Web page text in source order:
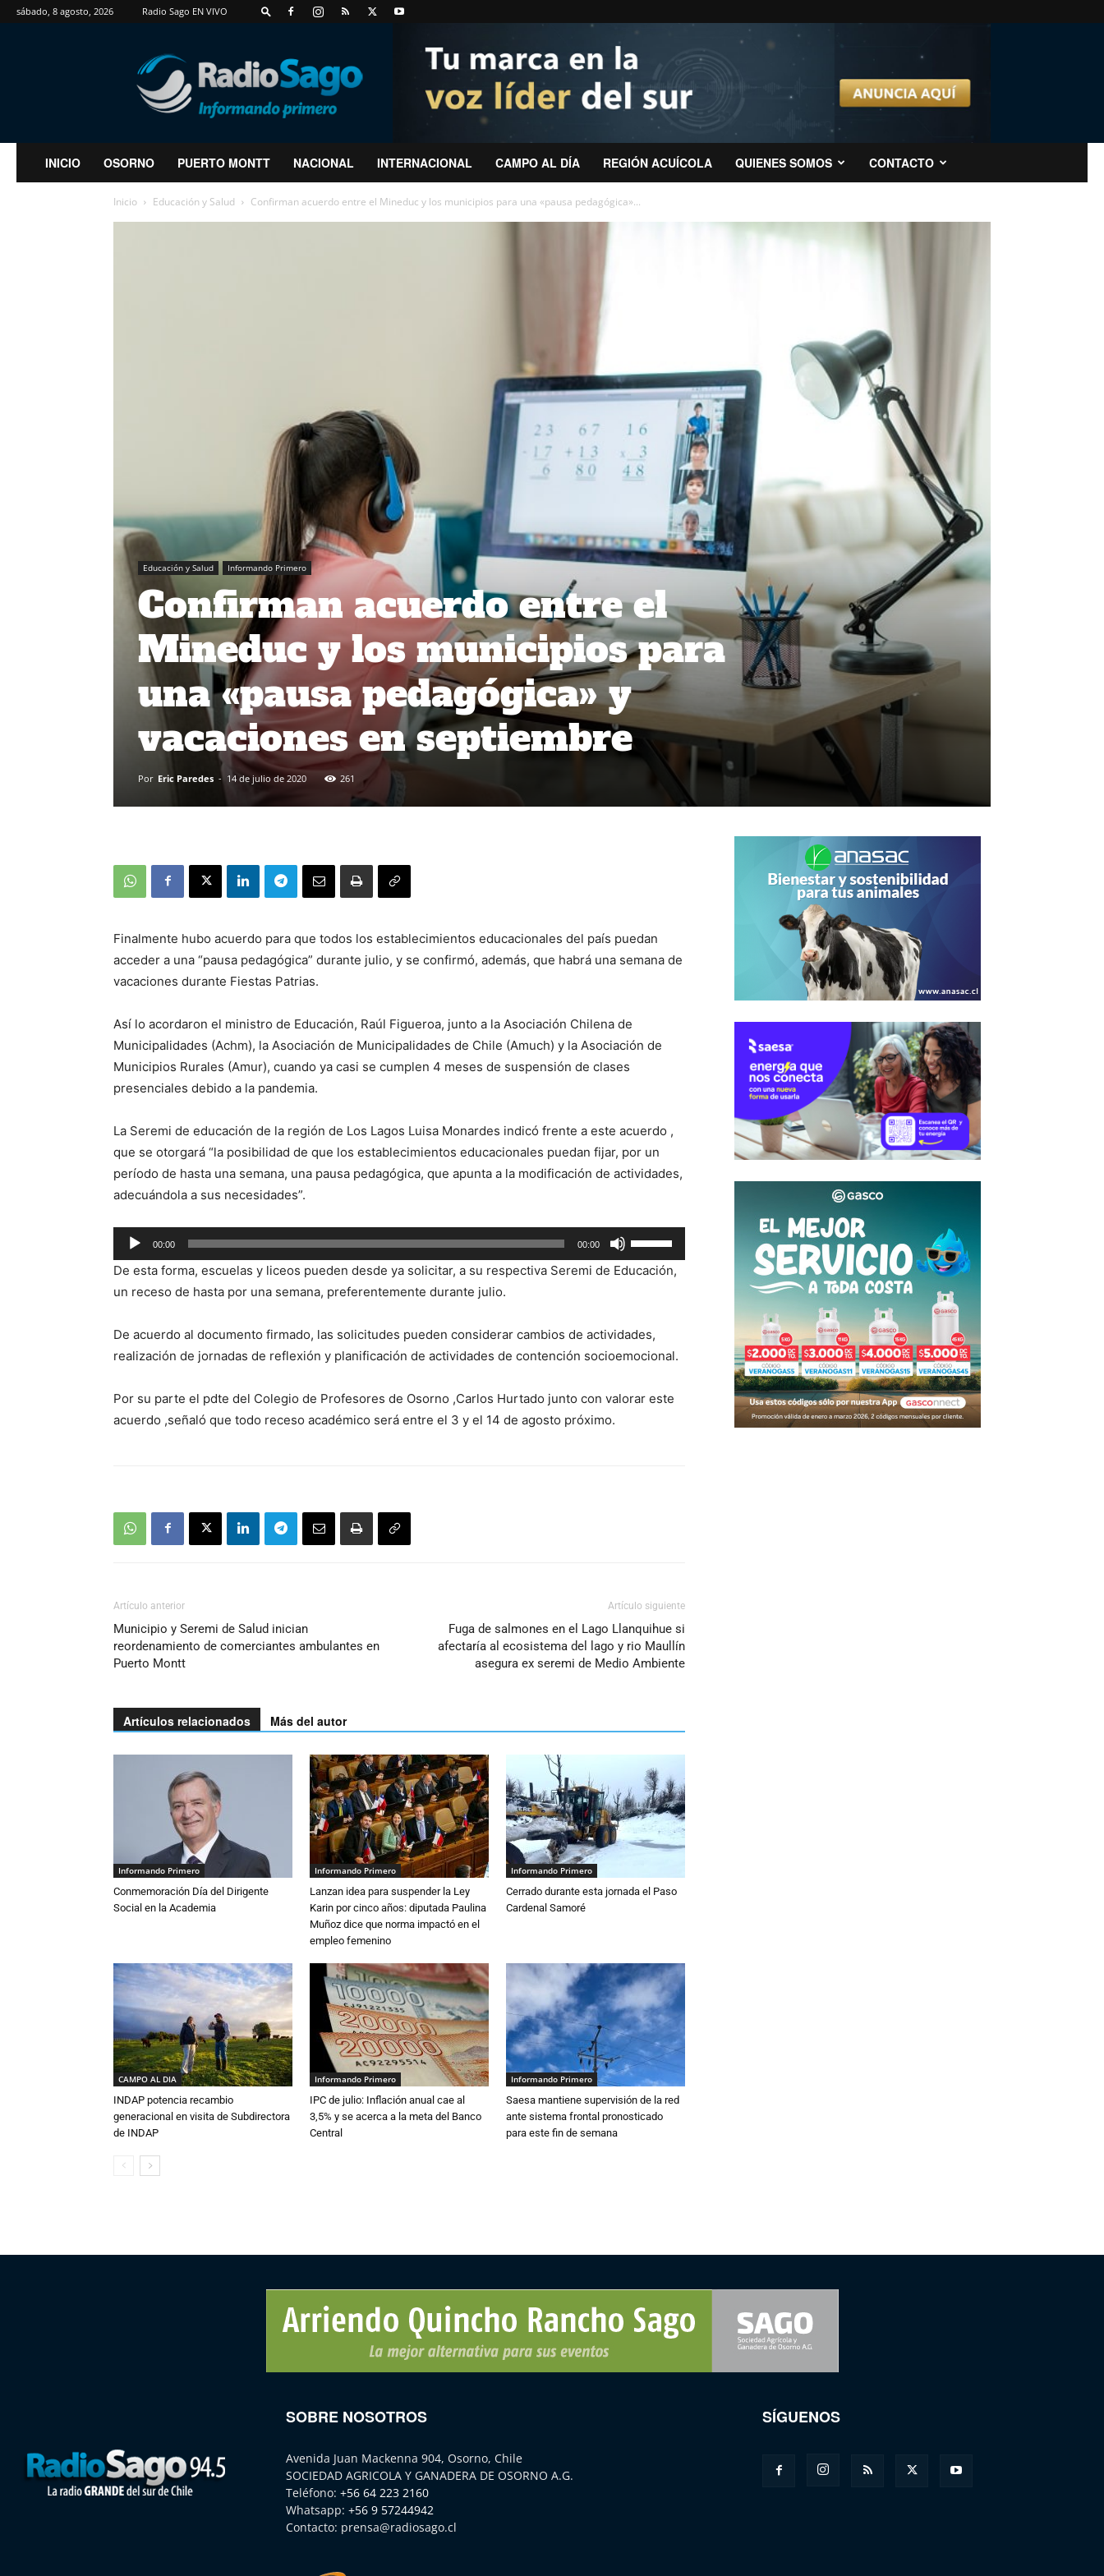
sábado, 8 agosto, 2026 Radio Sago EN VIVO
RadioSago
INICIO OSORNO PUERTO MONTT NACIONAL INTERNACIONAL CAMPO AL DÍA REGIÓN ACUÍCOLA QUIENES SOMOS CONTACTO
Inicio Educación y Salud Confirman acuerdo entre el Mineduc y los municipios para una «pausa pedagógica»...
Educación y Salud Informando Primero
Confirman acuerdo entre el
Mineduc y los municipios para
una «pausa pedagógica» y
vacaciones en septiembre
Por Eric Paredes - 14 de julio de 2020 261
Finalmente hubo acuerdo para que todos los establecimientos educacionales del país puedan
acceder a una “pausa pedagógica” durante julio, y se confirmó, además, que habrá una semana de
vacaciones durante Fiestas Patrias.
Así lo acordaron el ministro de Educación, Raúl Figueroa, junto a la Asociación Chilena de
Municipalidades (Achm), la Asociación de Municipalidades de Chile (Amuch) y la Asociación de
Municipios Rurales (Amur), cuando ya casi se cumplen 4 meses de suspensión de clases
presenciales debido a la pandemia.
La Seremi de educación de la región de Los Lagos Luisa Monardes indicó frente a este acuerdo ,
que se otorgará “la posibilidad de que los establecimientos educacionales puedan fijar, por un
período de hasta una semana, una pausa pedagógica, que apunta a la modificación de actividades,
adecuándola a sus necesidades”.
Reproductor
de
audio
00:00 00:00
las
teclas
arriba/abajo
para
o
De esta forma, escuelas y liceos pueden desde ya solicitar, a su respectiva Seremi de Educación,
un receso de hasta por una semana, preferentemente durante julio.
De acuerdo al documento firmado, las solicitudes pueden considerar cambios de actividades,
realización de jornadas de reflexión y planificación de actividades de contención socioemocional.
Por su parte el pdte del Colegio de Profesores de Osorno ,Carlos Hurtado junto con valorar este
acuerdo ,señaló que todo receso académico será entre el 3 y el 14 de agosto próximo.
Artículo anterior
Municipio y Seremi de Salud inician
reordenamiento de comerciantes ambulantes en
Puerto Montt
Artículo siguiente
Fuga de salmones en el Lago Llanquihue si
afectaría al ecosistema del lago y rio Maullín
asegura ex seremi de Medio Ambiente
Artículos relacionados Más del autor
Informando Primero
Conmemoración Día del Dirigente
Social en la Academia
Informando Primero
Lanzan idea para suspender la Ley
Karin por cinco años: diputada Paulina
Muñoz dice que norma impactó en el
empleo femenino
Informando Primero
Cerrado durante esta jornada el Paso
Cardenal Samoré
CAMPO AL DIA
INDAP potencia recambio
generacional en visita de Subdirectora
de INDAP
Informando Primero
IPC de julio: Inflación anual cae al
3,5% y se acerca a la meta del Banco
Central
Informando Primero
Saesa mantiene supervisión de la red
ante sistema frontal pronosticado
para este fin de semana
SOBRE NOSOTROS
Avenida Juan Mackenna 904, Osorno, Chile
SOCIEDAD AGRICOLA Y GANADERA DE OSORNO A.G.
Teléfono: +56 64 223 2160
Whatsapp: +56 9 57244942
Contacto: prensa@radiosago.cl
SÍGUENOS